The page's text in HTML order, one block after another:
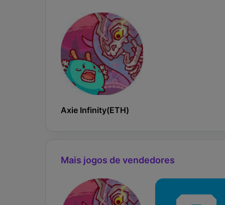
Axie Infinity(ETH)
Mais jogos de vendedores